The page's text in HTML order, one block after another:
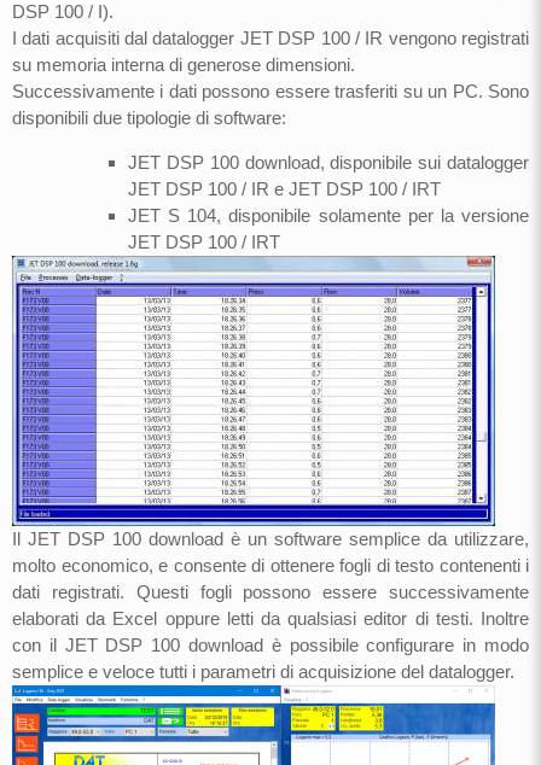
DSP 100 / I).
I dati acquisiti dal datalogger JET DSP 100 / IR vengono registrati
su memoria interna di generose dimensioni.
Successivamente i dati possono essere trasferiti su un PC. Sono
disponibili due tipologie di software:
JET DSP 100 download, disponibile sui datalogger
JET DSP 100 / IR e JET DSP 100 / IRT
JET S 104, disponibile solamente per la versione
JET DSP 100 / IRT
Il JET DSP 100 download è un software semplice da utilizzare,
molto economico, e consente di ottenere fogli di testo contenenti i
dati registrati. Questi fogli possono essere successivamente
elaborati da Excel oppure letti da qualsiasi editor di testi. Inoltre
con il JET DSP 100 download è possibile configurare in modo
semplice e veloce tutti i parametri di acquisizione del datalogger.